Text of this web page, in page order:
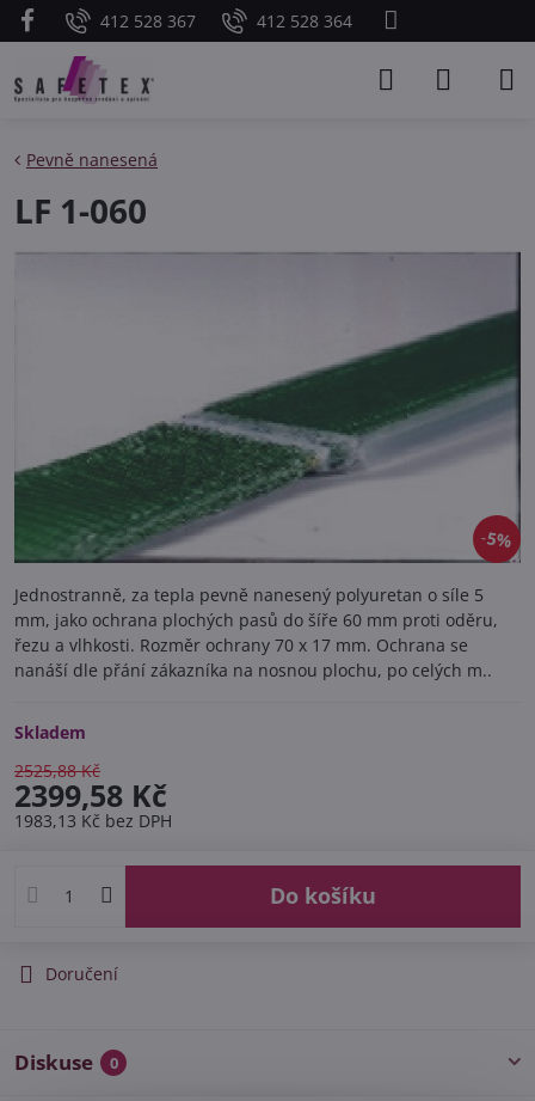
412 528 367 412 528 364
5%
Pevně nanesená
LF 1-060
Jednostranně, za tepla pevně nanesený polyuretan o síle 5
mm, jako ochrana plochých pasů do šíře 60 mm proti oděru,
řezu a vlhkosti. Rozměr ochrany 70 x 17 mm. Ochrana se
nanáší dle přání zákazníka na nosnou plochu, po celých m..
Skladem
2525,88 Kč
2399,58 Kč
1983,13 Kč bez DPH
Do košíku
Doručení
Diskuse 0